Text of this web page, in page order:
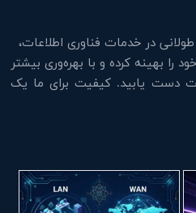
در خدمات فناوری اطلاعات،
را بهینه کرده و با بهره‌وری بیشتر
دست یابید. کیفیت برای ما یک